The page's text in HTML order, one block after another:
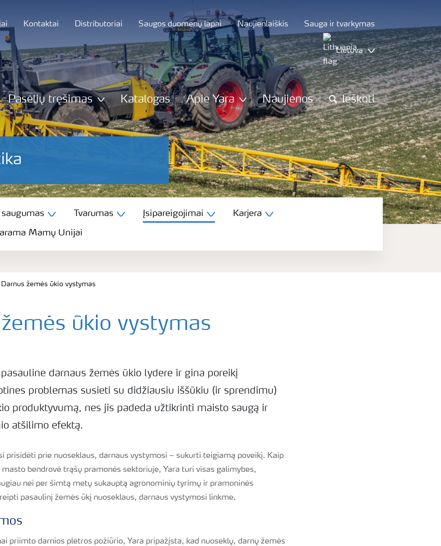
Kontaktai Distributoriai Saugos duomenų lapai Naujienlaiškis Sauga ir tvarkymas
Lietuva
Pasėlių tręšimas Katalogas Apie Yara Naujienos Ieškoti
Tvarumas Įsipareigojimai Karjera
Mamų Unijai
Darnus žemės ūkio vystymas
ūkio vystymas
darnaus žemės ūkio lydere ir gina poreikį
problemas susieti su didžiausiu iššūkiu (ir sprendimu)
produktyvumą, nes jis padeda užtikrinti maisto saugą ir
atšilimo efektą.
prisidėti prie nuoseklaus, darnaus vystymosi – sukurti teigiamą poveikį. Kaip
bendrovė trąšų pramonės sektoriuje, Yara turi visas galimybes,
nei per šimtą metų sukauptą agronominių tyrimų ir pramoninės
pasaulinį žemės ūkį nuoseklaus, darnaus vystymosi linkme.
priimto darnios plėtros požiūrio, Yara pripažįsta, kad nuoseklų, darnų žemės